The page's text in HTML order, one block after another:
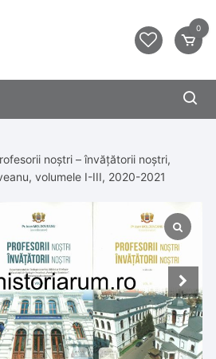
0
noștri – învățătorii noștri,
volumele I-III, 2020-2021